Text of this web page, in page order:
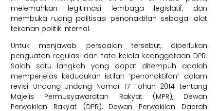
melemahkan legitimasi lembaga legislatif, dan
membuka ruang politisasi penonaktifan sebagai alat
tekanan politik internal.
Untuk menjawab persoalan tersebut, diperlukan
penguatan regulasi dan tata kelola keanggotaan DPR.
Salah satu langkah yang dapat ditempuh adalah
memperjelas kedudukan istilah “penonaktifan” dalam
revisi Undang-Undang Nomor 17 Tahun 2014 tentang
Majelis Permusyawaratan Rakyat (MPR), Dewan
Perwakilan Rakyat (DPR), Dewan Perwakilan Daerah